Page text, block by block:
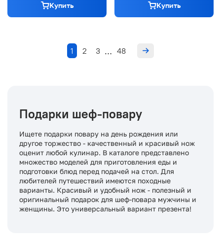
Купить Купить
1 2 3 … 48
Подарки шеф-повару
Ищете подарки повару на день рождения или
другое торжество - качественный и красивый нож
оценит любой кулинар. В каталоге представлено
множество моделей для приготовления еды и
подготовки блюд перед подачей на стол. Для
любителей путешествий имеются походные
варианты. Красивый и удобный нож - полезный и
оригинальный подарок для шеф-повара мужчины и
женщины. Это универсальный вариант презента!